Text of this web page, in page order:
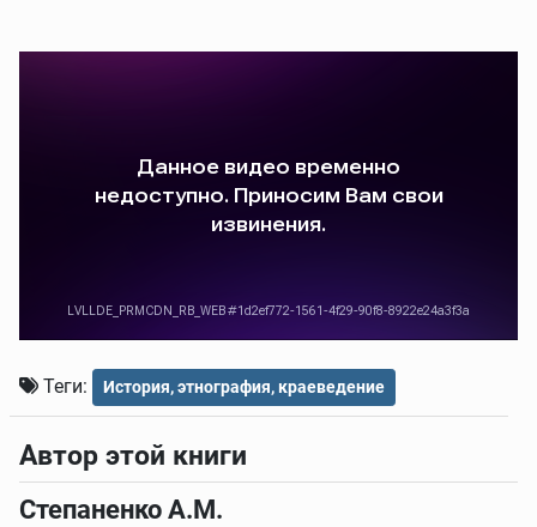
Теги: История, этнография, краеведение
Автор этой книги
Степаненко А.М.